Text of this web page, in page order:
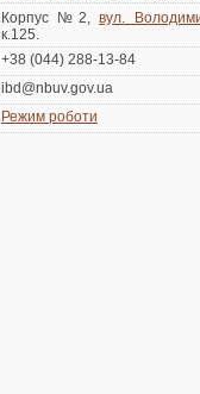
Корпус №2,вул.
к.125.
+38 (044) 288-13-84
ibd@nbuv.gov.ua
Режим роботи